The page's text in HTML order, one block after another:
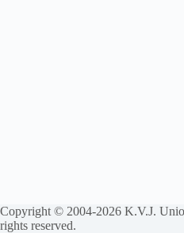
Copyright © 2004-2026 K.V.J.
rights reserved.